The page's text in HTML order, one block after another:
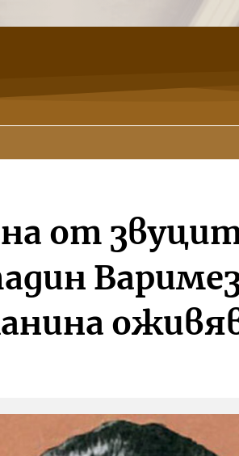
от